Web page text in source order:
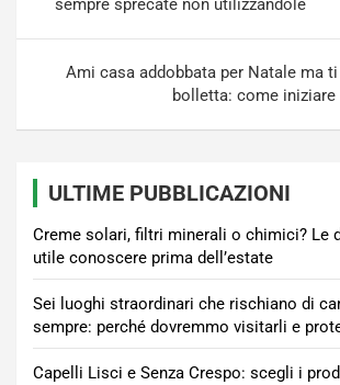
sempre sprecate non utilizzandole
Ami casa addobbata per Natale ma
bolletta: come
ULTIME PUBBLICAZIONI
Creme solari, filtri minerali o chimici? Le
utile conoscere prima dell’estate
Sei luoghi straordinari che rischiano di
sempre: perché dovremmo visitarli e
Capelli Lisci e Senza Crespo: scegli i